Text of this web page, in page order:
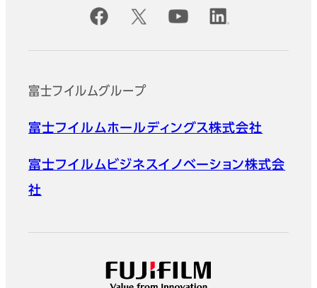
公式SNSアカウント
富士フイルムグループ
富士フイルムホールディングス株式会社
富士フイルムビジネスイノベーション株式会
社